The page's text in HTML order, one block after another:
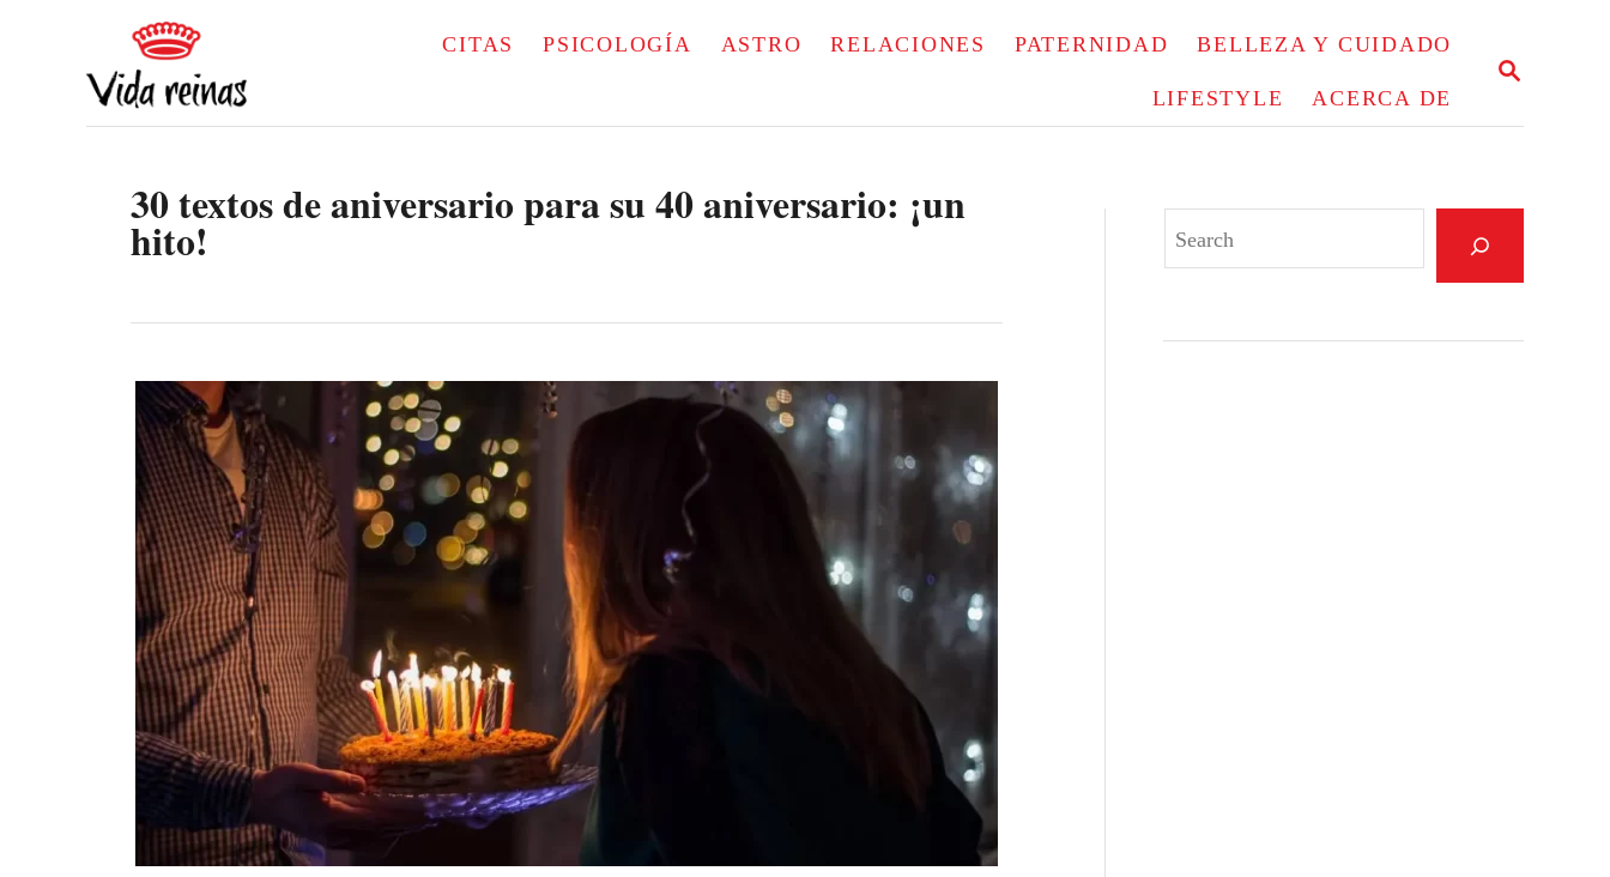
S
CITAS PSICOLOGÍA ASTRO RELACIONES PATERNIDAD BELLEZA Y CUIDADO
LIFESTYLE ACERCA DE
30 textos de aniversario para su 40 aniversario: ¡un
hito!